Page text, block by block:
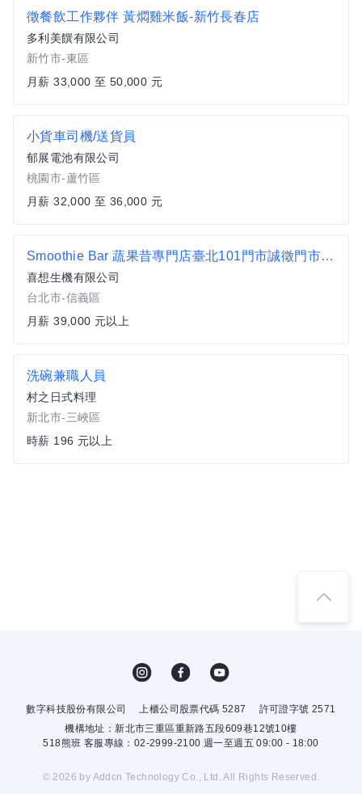
徵餐飲工作夥伴 黃燜雞米飯-新竹長春店
多利美饌有限公司
新竹市-東區
月薪 33,000 至 50,000 元
小貨車司機/送貨員
郁展電池有限公司
桃園市-蘆竹區
月薪 32,000 至 36,000 元
Smoothie Bar 蔬果昔專門店臺北101門市誠徵門市人員
喜想生機有限公司
台北市-信義區
月薪 39,000 元以上
洗碗兼職人員
村之日式料理
新北市-三峽區
時薪 196 元以上
數字科技股份有限公司 上櫃公司股票代碼 5287
許可證字號 2571
機構地址：新北市三重區重新路五段609巷12號10樓
518熊班 客服專線：02-2999-2100 週一至週五 09:00 - 18:00
© 2026 by Addcn Technology Co., Ltd. All Rights Reserved.